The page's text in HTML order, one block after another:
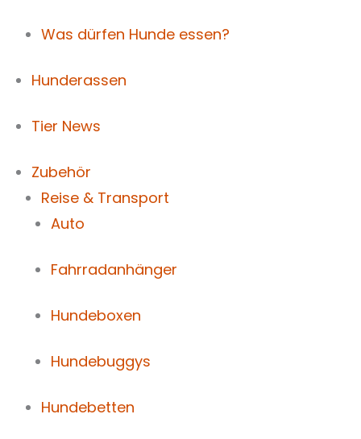
Was dürfen Hunde essen?
Hunderassen
Tier News
Zubehör
Reise & Transport
Auto
Fahrradanhänger
Hundeboxen
Hundebuggys
Hundebetten